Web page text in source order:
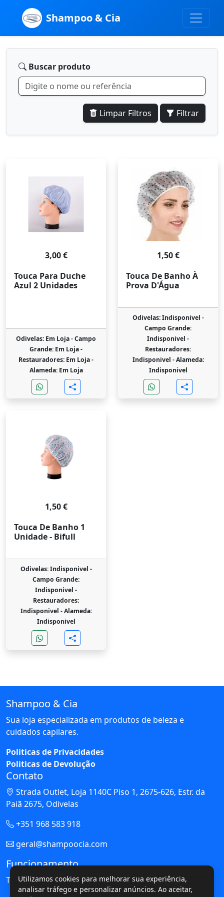
Shampoo & Cia
Buscar produto
Limpar Filtros Filtrar
3,00 €
Touca Para Duche
Azul 2 Unidades
Odivelas: Em Loja -Campo
Grande: Em Loja -
Restauradores: Em Loja -
Alameda: Em Loja
1,50 €
Touca De Banho À
Prova D'Água
Odivelas: Indisponivel -
Campo Grande:
Indisponivel -
Restauradores:
Indisponivel -Alameda:
Indisponivel
1,50 €
Touca De Banho 1
Unidade - Bifull
Odivelas: Indisponivel -
Campo Grande:
Indisponivel -
Restauradores:
Indisponivel -Alameda:
Indisponivel
Utilizamos cookies para melhorar sua experiência,
analisar tráfego e personalizar anúncios. Ao aceitar,
Shampoo & Cia
Sua loja especializada em produtos de beleza e
cuidados capilares.
Politicas de Privacidades
Politicas de Devolução
Contato
Strada Outlet, Loja 1140C Piso 1, 2675-626, Estr. da
Paiã 2675, Odivelas
+351 968 583 918
geral@shampoocia.com
Funcionamento
Todos os Dias: 10h às 23h